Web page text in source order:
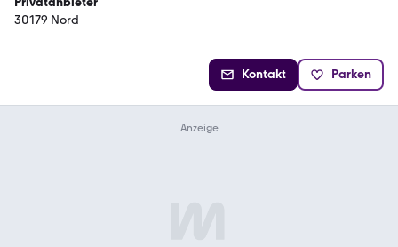
30179 Nord
Kontakt Parken